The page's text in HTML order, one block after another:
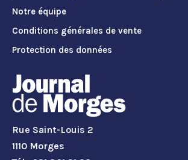
Notre équipe
Conditions générales de vente
Protection des données
Rue Saint-Louis 2
1110 Morges